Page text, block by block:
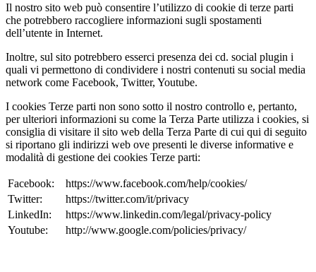
Il nostro sito web può consentire l’utilizzo di cookie di terze parti
che potrebbero raccogliere informazioni sugli spostamenti
dell’utente in Internet.
Inoltre, sul sito potrebbero esserci presenza dei cd. social plugin i
quali vi permettono di condividere i nostri contenuti su social media
network come Facebook, Twitter, Youtube.
I cookies Terze parti non sono sotto il nostro controllo e, pertanto,
per ulteriori informazioni su come la Terza Parte utilizza i cookies, si
consiglia di visitare il sito web della Terza Parte di cui qui di seguito
si riportano gli indirizzi web ove presenti le diverse informative e
modalità di gestione dei cookies Terze parti:
Facebook:
https://www.facebook.com/help/cookies/
Twitter:
https://twitter.com/it/privacy
LinkedIn:
https://www.linkedin.com/legal/privacy-policy
Youtube:
http://www.google.com/policies/privacy/